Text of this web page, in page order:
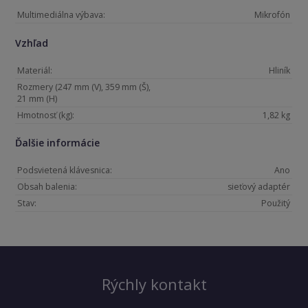
Multimediálna výbava: Mikrofón
Vzhľad
Materiál:
Hliník
Rozmery (247 mm (V), 359 mm (Š),
21 mm (H)
Hmotnosť (kg):
1,82 kg
Ďalšie informácie
Podsvietená klávesnica:
Ano
Obsah balenia:
sieťový adaptér
Stav:
Použitý
Rýchly kontakt